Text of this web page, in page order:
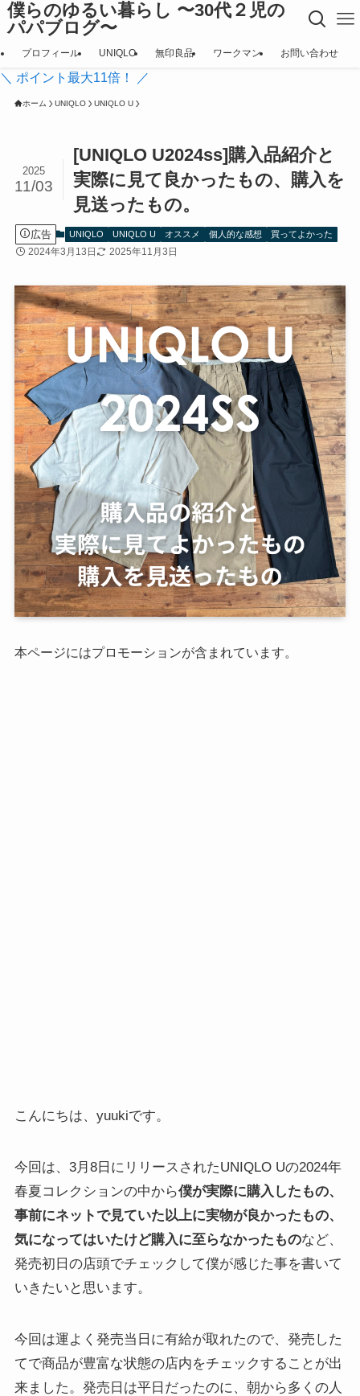
僕らのゆるい暮らし 〜30代２児の
パパブログ〜
プロフィール UNIQLO 無印良品 ワークマン お問い合わせ
＼ ポイント最大11倍！ ／
ホーム UNIQLO UNIQLO U
[UNIQLO U2024ss]購入品紹介と
実際に見て良かったもの、購入を
見送ったもの。
2025
11/03
広告 UNIQLO UNIQLO U オススメ 個人的な感想 買ってよかった
2024年3月13日 2025年11月3日
本ページにはプロモーションが含まれています。
こんにちは、yuukiです。
今回は、3月8日にリリースされたUNIQLO Uの2024年
春夏コレクションの中から僕が実際に購入したもの、
事前にネットで見ていた以上に実物が良かったもの、
気になってはいたけど購入に至らなかったものなど、
発売初日の店頭でチェックして僕が感じた事を書いて
いきたいと思います。
今回は運よく発売当日に有給が取れたので、発売した
てで商品が豊富な状態の店内をチェックすることが出
来ました。発売日は平日だったのに、朝から多くの人